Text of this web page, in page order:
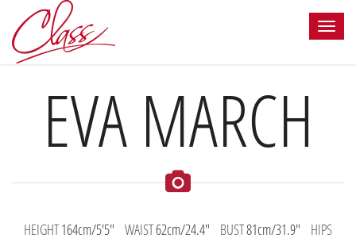
EVA MARCH
HEIGHT164cm/5'5" WAIST62cm/24.4" BUST81cm/31.9"
HIPS